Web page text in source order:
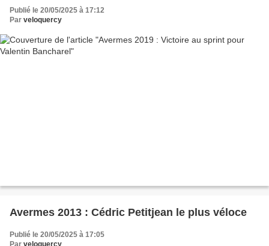
Publié le 20/05/2025 à 17:12
Par veloquercy
Avermes 2013 : Cédric Petitjean le plus véloce
Publié le 20/05/2025 à 17:05
Par veloquercy